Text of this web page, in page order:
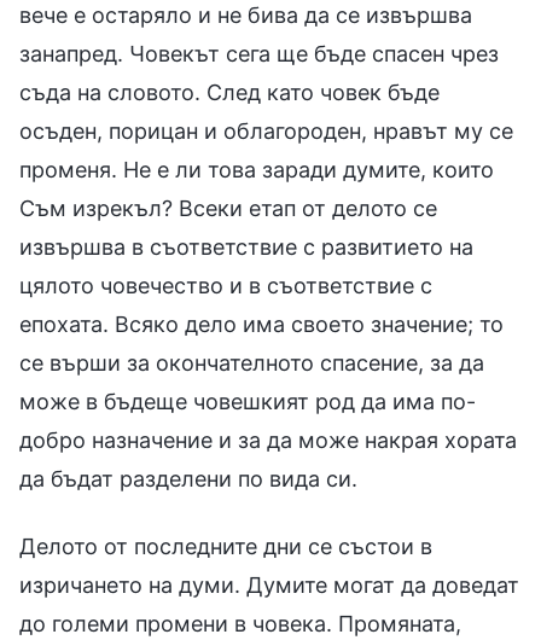
вече е остаряло и не бива да се извършва
занапред. Човекът сега ще бъде спасен чрез
съда на словото. След като човек бъде
осъден, порицан и облагороден, нравът му се
променя. Не е ли това заради думите, които
Съм изрекъл? Всеки етап от делото се
извършва в съответствие с развитието на
цялото човечество и в съответствие с
епохата. Всяко дело има своето значение; то
се върши за окончателното спасение, за да
може в бъдеще човешкият род да има по-
добро назначение и за да може накрая хората
да бъдат разделени по вида си.
Делото от последните дни се състои в
изричането на думи. Думите могат да доведат
до големи промени в човека. Промяната,